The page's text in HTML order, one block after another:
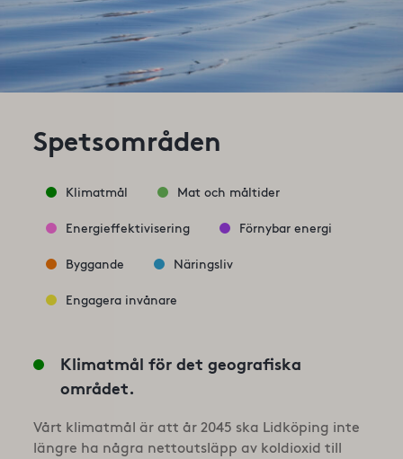
Spetsområden
Klimatmål Mat och måltider
Energieffektivisering Förnybar energi
Byggande Näringsliv
Engagera invånare
Klimatmål för det geografiska
området.
Vårt klimatmål är att år 2045 ska Lidköping inte
längre ha några nettoutsläpp av koldioxid till